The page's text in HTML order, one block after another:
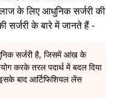
के लिए आधुनिक सर्जरी की
के बारे में जानते हैं -
सर्जरी है, जिसमें आंख के
करके तरल पदार्थ में बदल दिया
बाद आर्टिफिशियल लेंस